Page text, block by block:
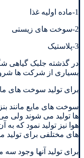
1-ماده اولیه غذا
2-سوخت های زیستی
3-پلاستیک
در گذشته جلبک گیاهی
بسیاری از شرکت ها
برای تولید سوخت های
سوخت های مایع مانند
ها تولید می شوند ولی می
هوا نیز تولید نمود که
های مختلفی برای
برای تولید آنها وجود